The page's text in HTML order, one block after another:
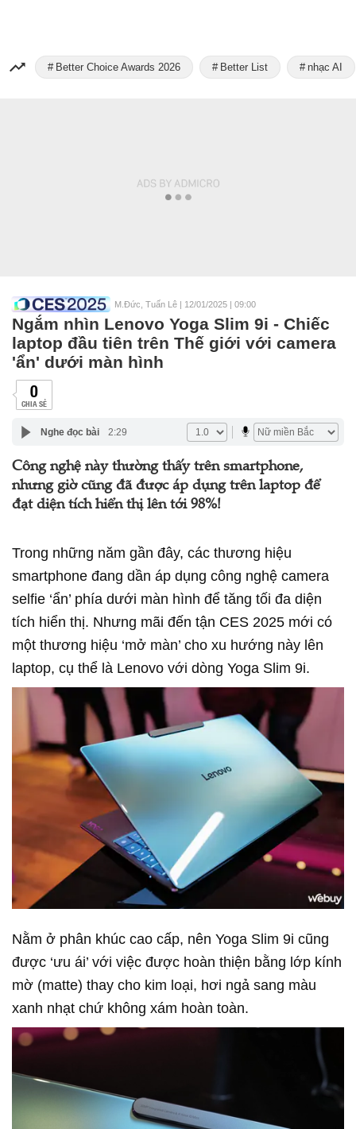
Better Choice Awards 2026 Better List nhạc AI
M.Đức, Tuấn Lê | 12/01/2025 | 09:00
Ngắm nhìn Lenovo Yoga Slim 9i - Chiếc
laptop đầu tiên trên Thế giới với camera
'ẩn' dưới màn hình
0
CHIA SẺ
Nghe đọc bài 2:29
Công nghệ này thường thấy trên smartphone,
nhưng giờ cũng đã được áp dụng trên laptop để
đạt diện tích hiển thị lên tới 98%!
Trong những năm gần đây, các thương hiệu
smartphone đang dần áp dụng công nghệ camera
selfie ‘ẩn’ phía dưới màn hình để tăng tối đa diện
tích hiển thị. Nhưng mãi đến tận CES 2025 mới có
một thương hiệu ‘mở màn’ cho xu hướng này lên
laptop, cụ thể là Lenovo với dòng Yoga Slim 9i.
Nằm ở phân khúc cao cấp, nên Yoga Slim 9i cũng
được ‘ưu ái’ với việc được hoàn thiện bằng lớp kính
mờ (matte) thay cho kim loại, hơi ngả sang màu
xanh nhạt chứ không xám hoàn toàn.